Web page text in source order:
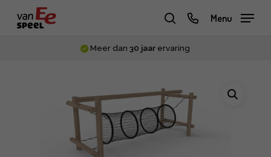
zoeken
phone
Menu
Meer dan30 jaar ervaring